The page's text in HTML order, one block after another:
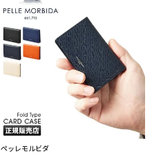
ペッレモルビダ